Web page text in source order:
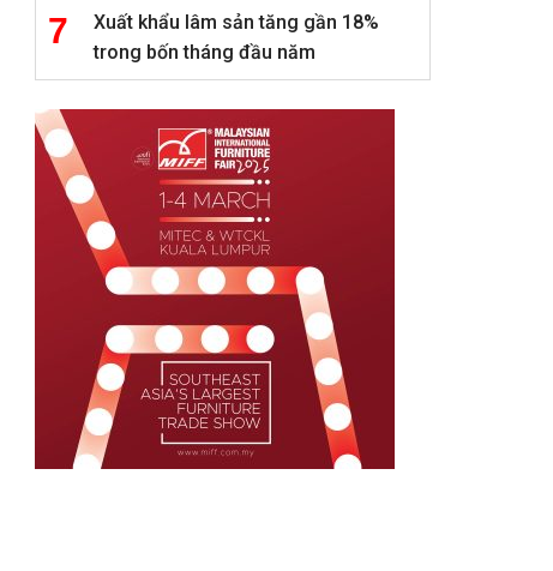
Xuất khẩu lâm sản tăng gần 18%
trong bốn tháng đầu năm